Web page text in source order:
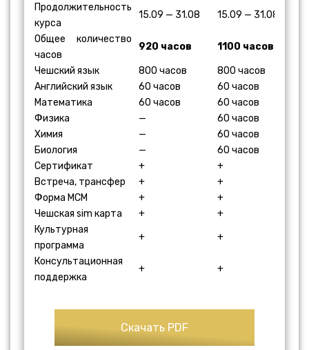
Продолжительность
курса
15.09 — 31.08 15.09 — 31.08
Общее количество
часов
920 часов 1100 часов
Чешский язык 800 часов
800 часов
Английский язык
60 часов
60 часов
Математика
60 часов
60 часов
Физика
—
60 часов
Xимия
—
60 часов
Биология
—
60 часов
Сертификат
+
+
Встреча, трансфер
+
+
Форма МСМ
+
+
Чешская sim карта
+
+
Культурная
программа
+ +
Консультационная
поддержка
+ +
Скачать PDF